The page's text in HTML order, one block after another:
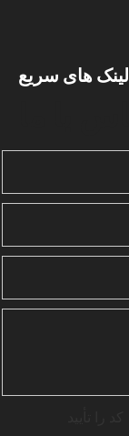
لینک های سریع